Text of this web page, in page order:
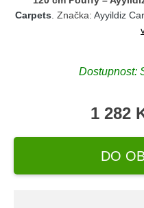
Carpets . Značka: Ayyildiz
Dostupnost:
1 282
DO